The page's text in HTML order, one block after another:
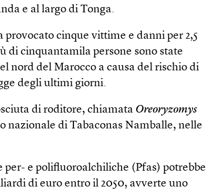
e al largo di Tonga.
provocato cinque vittime e danni per 2,5
di cinquantamila persone sono state
nord del Marocco a causa del rischio di
degli ultimi giorni.
di roditore, chiamata Oreoryzomys
nazionale di Tabaconas Namballe, nelle
per- e polifluoroalchiliche (Pfas) potrebbe
di euro entro il 2050, avverte uno